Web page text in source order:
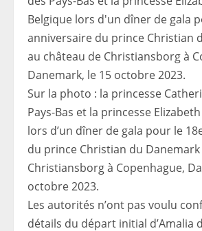
Sur la photo : la princesse
Pays-Bas et la princesse
lors d’un dîner de gala pour le
du prince Christian du
Christiansborg à Copenhague,
octobre 2023.
Les autorités n’ont pas voulu
détails du départ initial d’Amalia